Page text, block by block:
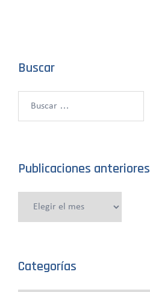
Buscar
Publicaciones anteriores
Categorías